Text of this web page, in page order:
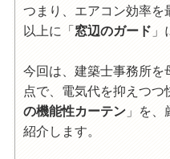
つまり、エアコン効率
以上に「窓辺のガード 」
今回は、建築士事務所
点で、電気代を抑えつ
の機能性カーテン 」を
紹介します。